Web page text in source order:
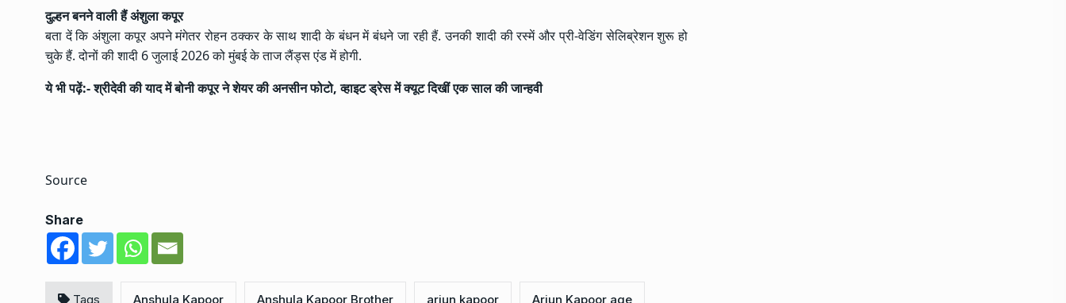
दुल्हन बनने वाली हैं अंशुला कपूर
बता दें कि अंशुला कपूर अपने मंगेतर रोहन ठक्कर के साथ शादी के बंधन में बंधने जा रही हैं. उनकी शादी की रस्में और प्री-वेडिंग सेलिब्रेशन शुरू हो
चुके हैं. दोनों की शादी 6 जुलाई 2026 को मुंबई के ताज लैंड्स एंड में होगी.
ये भी पढ़ें:-श्रीदेवी की याद में बोनी कपूर ने शेयर की अनसीन फोटो, व्हाइट ड्रेस में क्यूट दिखीं एक साल की जान्हवी
Source
Share
Tags Anshula Kapoor Anshula Kapoor Brother arjun kapoor Arjun Kapoor age